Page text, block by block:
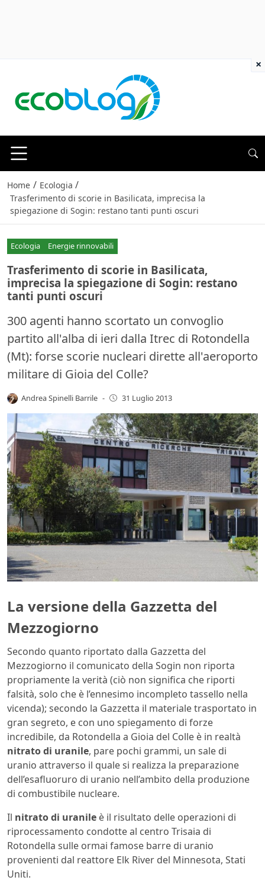
Home / Ecologia /
Trasferimento di scorie in Basilicata, imprecisa la
spiegazione di Sogin: restano tanti punti oscuri
Ecologia Energie rinnovabili
Trasferimento di scorie in Basilicata,
imprecisa la spiegazione di Sogin: restano
tanti punti oscuri
300 agenti hanno scortato un convoglio
partito all'alba di ieri dalla Itrec di Rotondella
(Mt): forse scorie nucleari dirette all'aeroporto
militare di Gioia del Colle?
Andrea Spinelli Barrile - 31 Luglio 2013
La versione della Gazzetta del
Mezzogiorno
Secondo quanto riportato dalla Gazzetta del
Mezzogiorno il comunicato della Sogin non riporta
propriamente la verità (ciò non significa che riporti
falsità, solo che è l’ennesimo incompleto tassello nella
vicenda); secondo la Gazzetta il materiale trasportato in
gran segreto, e con uno spiegamento di forze
incredibile, da Rotondella a Gioia del Colle è in realtà
nitrato di uranile, pare pochi grammi, un sale di
uranio attraverso il quale si realizza la preparazione
dell’esafluoruro di uranio nell’ambito della produzione
di combustibile nucleare.
Il nitrato di uranile è il risultato delle operazioni di
riprocessamento condotte al centro Trisaia di
Rotondella sulle ormai famose barre di uranio
provenienti dal reattore Elk River del Minnesota, Stati
Uniti.
×